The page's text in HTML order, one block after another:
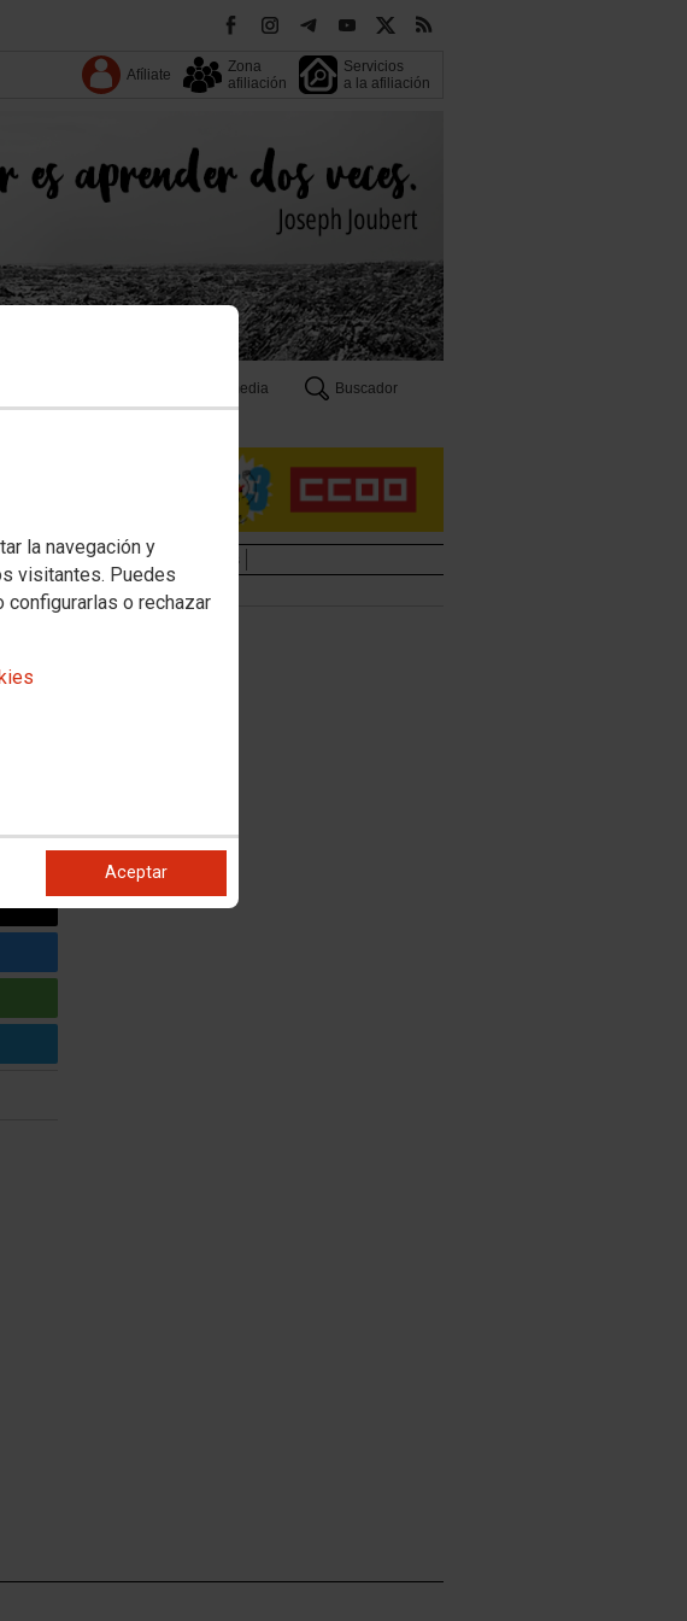
la navegación y
visitantes. Puedes
o rechazar
Aceptar
Afíliate
Zona
afiliación
Servicios
a la afiliación
Multimedia
Buscador
Otros sectores